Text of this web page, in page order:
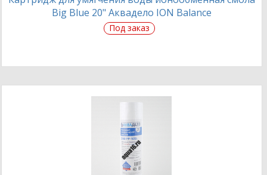
Big Blue 20" Аквадело ION Balance
Под заказ